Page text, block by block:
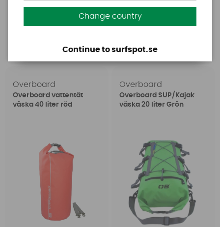
549 SEK
579 SEK
Köp!
Overboard
Overboard vattentät
väska 40 liter röd
Overboard
Overboard SUP/Kajak
väska 20 liter Grön
Change country
Continue to surfspot.se